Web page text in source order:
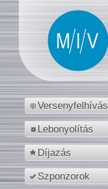
Versenyfelhívás
Lebonyolítás
Díjazás
Szponzorok